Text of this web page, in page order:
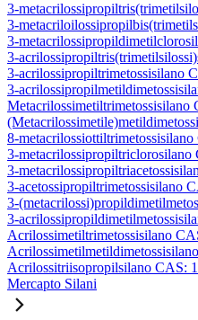
3-
3-
3-
3-
3-acrilossipropiltrimetossisilano
3-
Metacrilossimetiltrimetossisilano
8-
3-metacrilossipropiltriclorosilano
3-
3-acetossipropiltrimetossisilano
3-
3-
Acrilossimetiltrimetossisilano
Acrilossitriisopropilsilano CAS:
Mercapto Silani